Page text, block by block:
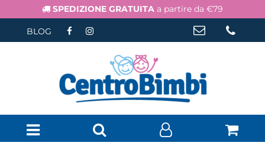
SPEDIZIONE GRATUITA a partire da €79
BLOG
Open menu